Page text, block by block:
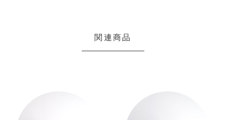
関連商品